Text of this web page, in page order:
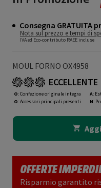
Consegna GRATUITA
Nota sul prezzo e tempi di
IVA ed Eco-contributo RAEE incluse
MOUL FORNO OX4958
ECCELLENTE
O: Confezione originale integra
O: Accessori principali presenti
A:
N:
OFFERTE
Risparmio garantito